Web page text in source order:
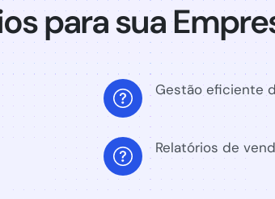
para sua
Gestão eficiente
Relatórios de